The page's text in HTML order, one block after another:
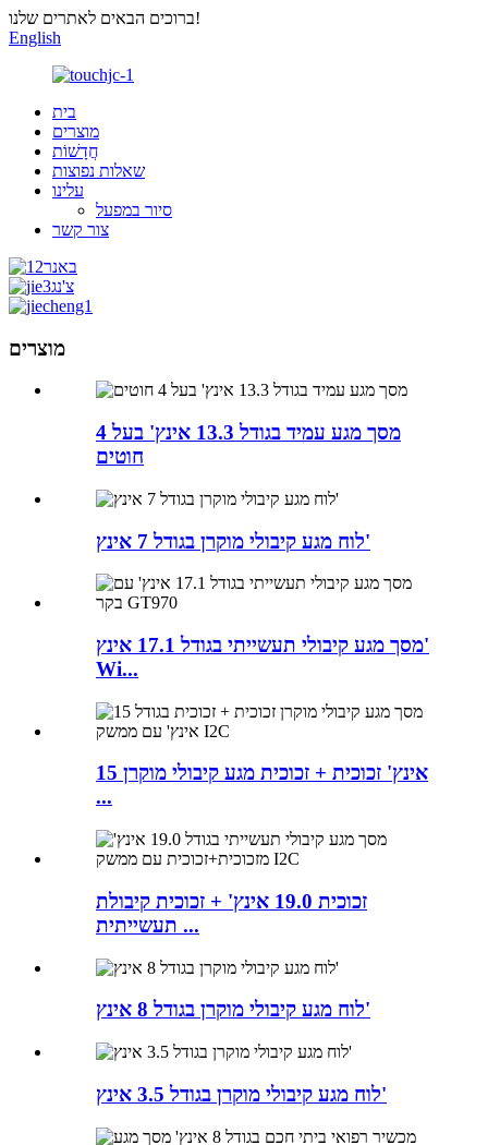
ברוכים הבאים לאתרים שלנו!
English
בית
מוצרים
חֲדָשׁוֹת
שאלות נפוצות
עלינו
סיור במפעל
צור קשר
מוצרים
מסך מגע עמיד בגודל 13.3 אינץ' בעל 4
חוטים
לוח מגע קיבולי מוקרן בגודל 7 אינץ'
מסך מגע קיבולי תעשייתי בגודל 17.1 אינץ'
Wi...
15 אינץ' זכוכית + זכוכית מגע קיבולי מוקרן
...
זכוכית 19.0 אינץ' + זכוכית קיבולת
תעשייתית ...
לוח מגע קיבולי מוקרן בגודל 8 אינץ'
לוח מגע קיבולי מוקרן בגודל 3.5 אינץ'